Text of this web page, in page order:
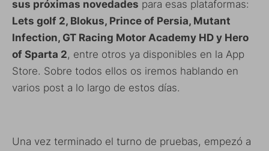
sus próximas novedades para esas plataformas:
Lets golf 2, Blokus, Prince of Persia, Mutant
Infection, GT Racing Motor Academy HD y Hero
of Sparta 2, entre otros ya disponibles en la App
Store. Sobre todos ellos os iremos hablando en
varios post a lo largo de estos días.
Una vez terminado el turno de pruebas, empezó a